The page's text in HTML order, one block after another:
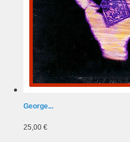
George...
25,00 €